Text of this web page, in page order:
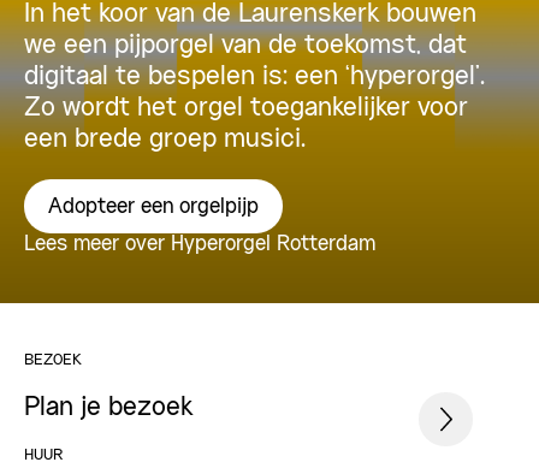
In het koor van de Laurenskerk bouwen
we een pijporgel van de toekomst, dat
digitaal te bespelen is: een ‘hyperorgel’.
Zo wordt het orgel toegankelijker voor
een brede groep musici.
Adopteer een orgelpijp
Lees meer over Hyperorgel Rotterdam
BEZOEK
Plan je bezoek
HUUR